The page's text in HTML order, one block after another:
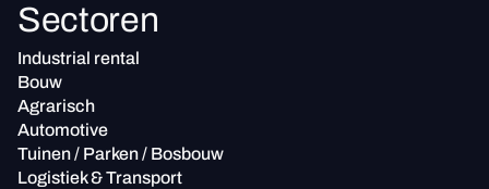
Sectoren
Industrial rental
Bouw
Agrarisch
Automotive
Tuinen / Parken / Bosbouw
Logistiek & Transport